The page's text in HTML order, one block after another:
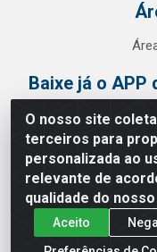
O nosso site
terceiros para
personalizada ao
relevante de
qualidade do
Aceito
Baixe já o APP